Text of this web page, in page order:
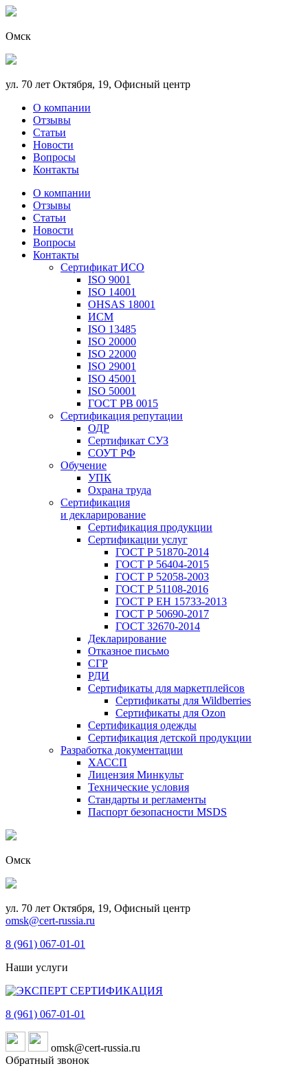
Омск
ул. 70 лет Октября, 19, Офисный центр
О компании
Отзывы
Статьи
Новости
Вопросы
Контакты
О компании
Отзывы
Статьи
Новости
Вопросы
Контакты
Сертификат ИСО
ISO 9001
ISO 14001
OHSAS 18001
ИСМ
ISO 13485
ISO 20000
ISO 22000
ISO 29001
ISO 45001
ISO 50001
ГОСТ РВ 0015
Сертификация репутации
ОДР
Сертификат СУЗ
СОУТ РФ
Обучение
УПК
Охрана труда
Сертификация
и декларирование
Сертификация продукции
Сертификации услуг
ГОСТ Р 51870-2014
ГОСТ Р 56404-2015
ГОСТ Р 52058-2003
ГОСТ Р 51108-2016
ГОСТ Р ЕН 15733-2013
ГОСТ Р 50690-2017
ГОСТ 32670-2014
Декларирование
Отказное письмо
СГР
РДИ
Сертификаты для маркетплейсов
Сертификаты для Wildberries
Сертификаты для Ozon
Сертификация одежды
Сертификация детской продукции
Разработка документации
ХАССП
Лицензия Минкульт
Технические условия
Стандарты и регламенты
Паспорт безопасности MSDS
Омск
ул. 70 лет Октября, 19, Офисный центр
omsk@cert-russia.ru
8 (961) 067-01-01
Наши услуги
8 (961) 067-01-01
omsk@cert-russia.ru
Обратный звонок